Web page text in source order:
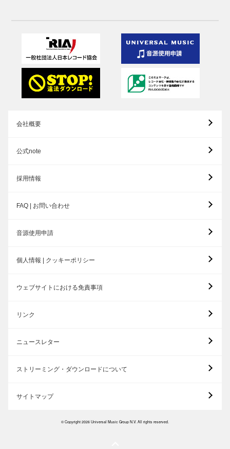
会社概要
公式note
採用情報
FAQ | お問い合わせ
音源使用申請
個人情報 | クッキーポリシー
ウェブサイトにおける免責事項
リンク
ニュースレター
ストリーミング・ダウンロードについて
サイトマップ
© Copyright 2026 Universal Music Group N.V. All rights reserved.